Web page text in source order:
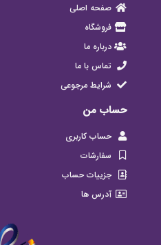
صفحه اصلی
فروشگاه
درباره ما
تماس با ما
شرایط مرجوعی
حساب من
حساب کاربری
سفارشات
جزییات حساب
آدرس ها